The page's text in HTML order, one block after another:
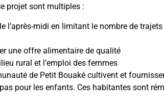
projet sont multiples :
l’après-midi en limitant le nombre de
une offre alimentaire de qualité
rural et l’emploi des femmes
de Petit Bouaké cultivent et
pour les enfants. Ces habitantes sont